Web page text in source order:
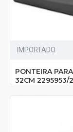
IMPORTADO
PONTEIRA
32CM 2295953/